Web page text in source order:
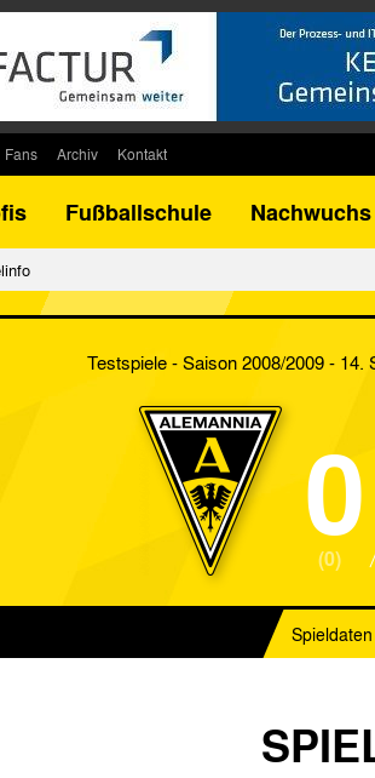
Fans
Fanbeirat
Fan-Klubs
Archiv
Ahnentafel
Kontakt
Fußballschule Nachwuchs
Testspiele - Saison 2008/2009 - 14.
0
(0)
Spieldaten